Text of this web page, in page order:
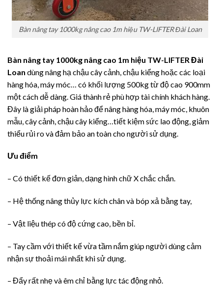
Bàn nâng tay 1000kg nâng cao 1m hiệu TW-LIFTER Đài Loan
Bàn nâng tay 1000kg nâng cao 1m hiệu TW-LIFTER Đài
Loan dùng nâng hạ chậu cây cảnh, chậu kiểng hoặc các loại
hàng hóa, máy móc… có khối lượng 500kg từ độ cao 900mm
một cách dễ dàng. Giá thành rẻ phù hợp tài chính khách hàng.
Đây là giải pháp hoàn hảo để nâng hàng hóa, máy móc, khuôn
mẫu, cây cảnh, chậu cây kiểng…tiết kiệm sức lao động, giảm
thiểu rủi ro và đảm bảo an toàn cho người sử dụng.
Ưu điểm
– Có thiết kế đơn giản, dạng hình chữ X chắc chắn.
– Hệ thống nâng thủy lực kích chân và bóp xả bằng tay,
– Vật liệu thép có độ cứng cao, bền bỉ.
– Tay cầm với thiết kế vừa tầm nắm giúp người dùng cảm
nhận sự thoải mái nhất khi sử dụng.
– Đẩy rất nhẹ và êm chỉ bằng lực tác động nhỏ.